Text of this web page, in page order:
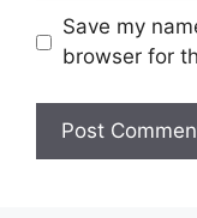
Save my
browser for